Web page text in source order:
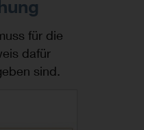
für die
dafür
sind.